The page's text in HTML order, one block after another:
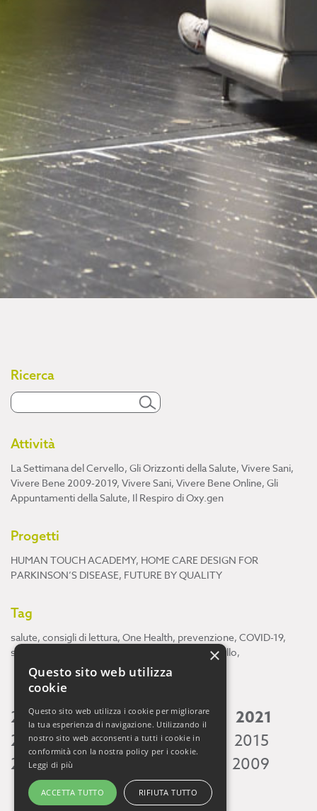
Ricerca
Attività
La Settimana del Cervello, Gli Orizzonti della Salute, Vivere Sani,
Vivere Bene 2009-2019, Vivere Sani, Vivere Bene Online, Gli
Appuntamenti della Salute, Il Respiro di Oxy.gen
Progetti
HUMAN TOUCH ACADEMY, HOME CARE DESIGN FOR
PARKINSON’S DISEASE, FUTURE BY QUALITY
Tag
salute, consigli di lettura, One Health, prevenzione, COVID-19,
scienza
cervello,
2026 2025 2024 2023 2022
2021
2020 2019 2018 2017 2016
2015
2014 2013 2009
×
Questo sito web utilizza
cookie
Questo sito web utilizza i cookie per migliorare
la tua esperienza di navigazione. Utilizzando il
nostro sito web acconsenti a tutti i cookie in
conformità con la nostra policy per i cookie.
Leggi di più
ACCETTA TUTTO RIFIUTA TUTTO